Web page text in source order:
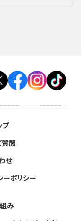
プ
質問
せ
ーポリシー
み